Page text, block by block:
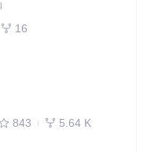
16
843 5.64 K